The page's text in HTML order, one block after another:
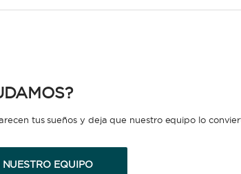
tus sueños y deja que nuestro equipo lo
EQUIPO